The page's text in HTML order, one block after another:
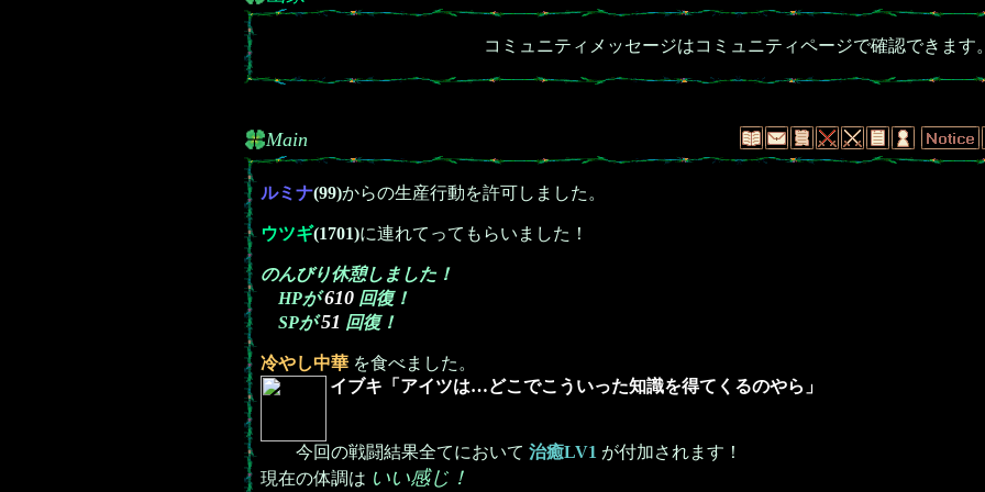
コミュニティメッセージはコミュニティページで確認できます
Main
ルミナ(99)からの生産行動を許可しました。
ウツギ(1701)に連れてってもらいました！
のんびり休憩しました！
HPが610 回復！
SPが51 回復！
冷やし中華 を食べました。
イブキ「アイツは…どこでこういった知識を得てくるのやら」
今回の戦闘結果全てにおいて 治癒LV1 が付加されます！
現在の体調は いい感じ！